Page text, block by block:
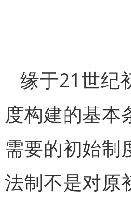
缘于21世纪
度构建的基本
需要的初始制
法制不是对原